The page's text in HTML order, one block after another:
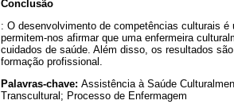
Conclusão
: O desenvolvimento de competências culturais
permitem-nos afirmar que uma enfermeira
cuidados de saúde. Além disso, os resultados
formação profissional.
Palavras-chave: Assistência à Saúde
Transcultural; Processo de Enfermagem